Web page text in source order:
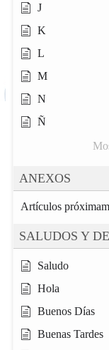
J
K
L
M
N
Ñ
ANEXOS
Artículos
SALUDOS Y
Saludo
Hola
Buenos Días
Buenas Tardes